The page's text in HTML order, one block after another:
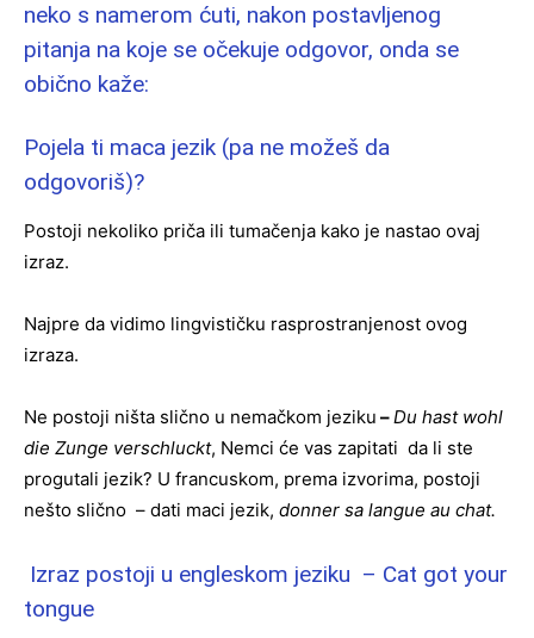
neko s namerom ćuti, nakon postavljenog
pitanja na koje se očekuje odgovor, onda se
obično kaže:
Pojela ti maca jezik (pa ne možeš da
odgovoriš)?
Postoji nekoliko priča ili tumačenja kako je nastao ovaj
izraz.
Najpre da vidimo lingvističku rasprostranjenost ovog
izraza.
Ne postoji ništa slično u nemačkom jeziku –Du hast wohl
die Zunge verschluckt, Nemci će vas zapitati da li ste
progutali jezik? U francuskom, prema izvorima, postoji
nešto slično – dati maci jezik, donner sa langue au chat.
Izraz postoji u engleskom jeziku – Cat got your
tongue